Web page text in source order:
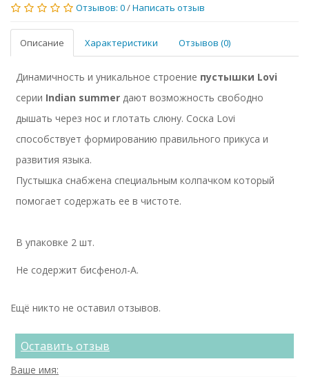
Отзывов: 0/Написать отзыв
Описание Характеристики Отзывов (0)
Динамичность и уникальное строение пустышки Lovi
серии Indian summer дают возможность свободно
дышать через нос и глотать слюну. Соска Lovi
cпособствует формированию правильного прикуса и
развития языка.
Пустышка снабжена специальным колпачком который
помогает содержать ее в чистоте.
В упаковке 2 шт.
Не содержит бисфенол-А.
Ещё никто не оставил отзывов.
Оставить отзыв
Ваше имя: